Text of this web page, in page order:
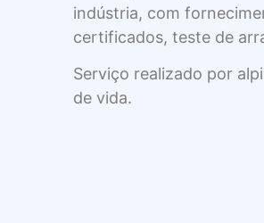
indústria, com
certificados, teste de
Serviço realizado por
de vida.